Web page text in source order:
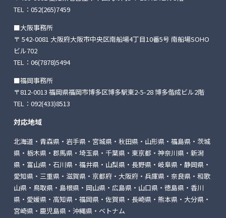
TEL： 052(265)7459
■大阪事務所
〒 542-0081 大阪府大阪市中央区南船場4丁目10番5号 南船場SOHO
ビル702
TEL： 06(7878)5494
■福岡事務所
〒812-0013 福岡県福岡市博多区博多駅東2-5-28博多偕成ビル2階
TEL： 092(433)8513
対応地域
北海道・青森県・岩手県・宮城県・秋田県・山形県・福島県・茨城
県・栃木県・郡馬県・埼玉県・千葉県・東京都・神奈川県・新潟
県・富山県・石川県・福井県・山梨県・長野県・岐阜県・静岡県・
愛知県・三重県・滋賀県・京都府・大阪府・兵庫県・奈良県・和歌
山県・鳥取県・島根県・岡山県・広島県・山口県・徳島県・香川
県・愛媛県・高知県・福岡県・佐賀県・長崎県・熊本県・大分県・
宮崎県・鹿児島県・沖縄県・ベトナム